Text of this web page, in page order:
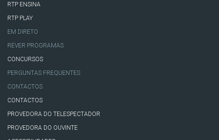
RTP ENSINA
RTP PLAY
EM DIRETO
REVER PROGRAMAS
CONCURSOS
PERGUNTAS FREQUENTES
CONTACTOS
CONTACTOS
PROVEDORA DO TELESPECTADOR
PROVEDORA DO OUVINTE